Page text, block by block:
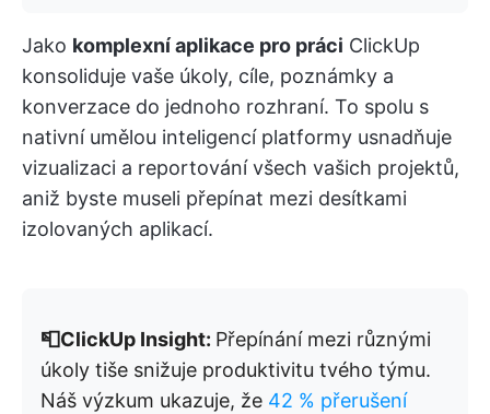
Jako komplexní aplikace pro práci ClickUp
konsoliduje vaše úkoly, cíle, poznámky a
konverzace do jednoho rozhraní. To spolu s
nativní umělou inteligencí platformy usnadňuje
vizualizaci a reportování všech vašich projektů,
aniž byste museli přepínat mezi desítkami
izolovaných aplikací.
📮ClickUp Insight: Přepínání mezi různými
úkoly tiše snižuje produktivitu tvého týmu.
Náš výzkum ukazuje, že 42 % přerušení